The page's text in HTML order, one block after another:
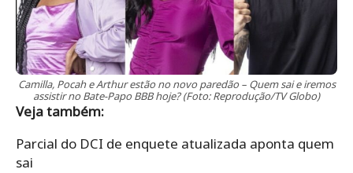
Camilla, Pocah e Arthur estão no novo paredão – Quem sai e iremos
assistir no Bate-Papo BBB hoje? (Foto: Reprodução/TV Globo)
Veja também:
Parcial do DCI de enquete atualizada aponta quem
sai